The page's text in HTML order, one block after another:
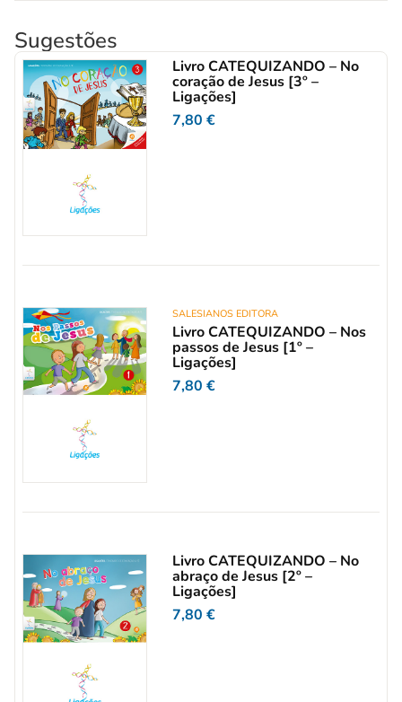
Sugestões
Livro CATEQUIZANDO – No
coração de Jesus [3º –
Ligações]
7,80€
SALESIANOS EDITORA
Livro CATEQUIZANDO – Nos
passos de Jesus [1º –
Ligações]
7,80€
Livro CATEQUIZANDO – No
abraço de Jesus [2º –
Ligações]
7,80€